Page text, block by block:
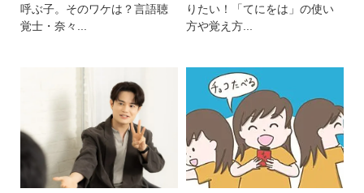
呼ぶ子。そのワケは？言語聴
覚士・奈々...
りたい！「てにをは」の使い
方や覚え方...